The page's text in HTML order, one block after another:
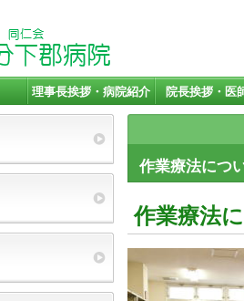
作業療法につ
作業療法
理事長挨拶・病院紹介 院長挨拶・医